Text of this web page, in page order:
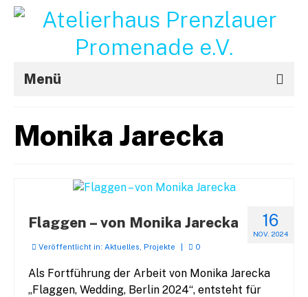
Menü
Projekte
Kontakt / Impressum
Monika Jarecka
16
NOV. 2024
Flaggen – von Monika Jarecka
Veröffentlicht in: Aktuelles Projekte 0
Als Fortführung der Arbeit von Monika Jarecka
„Flaggen, Wedding, Berlin 2024“, entsteht für